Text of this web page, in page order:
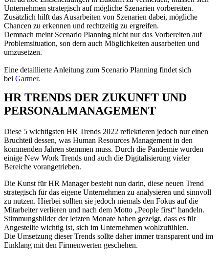
Unternehmen strategisch auf mögliche Szenarien vorbereiten.
Zusätzlich hilft das Ausarbeiten von Szenarien dabei, mögliche
Chancen zu erkennen und rechtzeitig zu ergreifen.
Demnach meint Scenario Planning nicht nur das Vorbereiten auf
Problemsituation, son dern auch Möglichkeiten ausarbeiten und
umzusetzen.
Eine detaillierte Anleitung zum Scenario Planning findet sich
bei Gartner.
HR TRENDS DER ZUKUNFT UND
PERSONALMANAGEMENT
Diese 5 wichtigsten HR Trends 2022 reflektieren jedoch nur einen
Bruchteil dessen, was Human Resources Management in den
kommenden Jahren stemmen muss. Durch die Pandemie wurden
einige New Work Trends und auch die Digitalisierung vieler
Bereiche vorangetrieben.
Die Kunst für HR Manager besteht nun darin, diese neuen Trend
strategisch für das eigene Unternehmen zu analysieren und sinnvoll
zu nutzen. Hierbei sollten sie jedoch niemals den Fokus auf die
Mitarbeiter verlieren und nach dem Motto „People first“ handeln.
Stimmungsbilder der letzten Monate haben gezeigt, dass es für
Angestellte wichtig ist, sich im Unternehmen wohlzufühlen.
Die Umsetzung dieser Trends sollte daher immer transparent und im
Einklang mit den Firmenwerten geschehen.